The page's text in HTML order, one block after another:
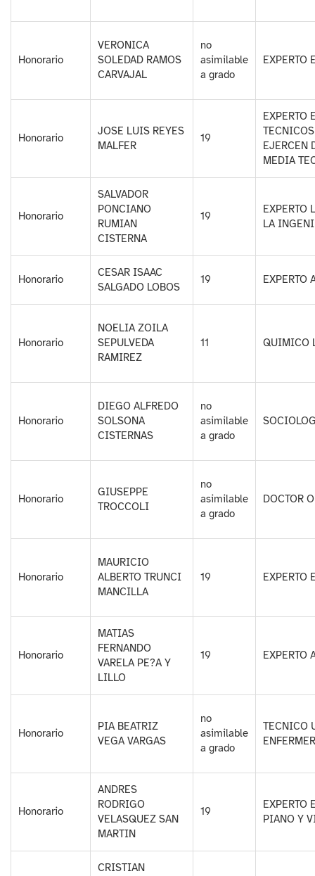
Honorario
VERONICA
SOLEDAD RAMOS
CARVAJAL
no
asimilable
a grado
EXPERTO
Honorario
JOSE LUIS REYES
MALFER
19
EXPERTO
EJERCEN
MEDIA
Honorario
SALVADOR
PONCIANO
RUMIAN
CISTERNA
19
EXPERTO
LA
Honorario
CESAR ISAAC
SALGADO LOBOS
19 EXPERTO
Honorario
NOELIA ZOILA
SEPULVEDA
RAMIREZ
11 QUIMICO
Honorario
DIEGO ALFREDO
SOLSONA
CISTERNAS
no
asimilable
a grado
Honorario
GIUSEPPE
TROCCOLI
no
asimilable
a grado
DOCTOR
Honorario
MAURICIO
ALBERTO TRUNCI
MANCILLA
19 EXPERTO
Honorario
MATIAS
FERNANDO
VARELA PE?A Y
LILLO
19 EXPERTO
Honorario
PIA BEATRIZ
VEGA VARGAS
no
asimilable
a grado
TECNICO
Honorario
ANDRES
RODRIGO
VELASQUEZ SAN
MARTIN
19
EXPERTO
PIANO Y
CRISTIAN